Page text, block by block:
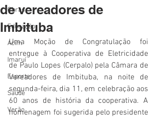
Obras
Educação
Acim
Imaruí
Esporte
Saúde
Verão
de vereadores de
Imbituba
Uma Moção de Congratulação foi
entregue à Cooperativa de Eletricidade
de Paulo Lopes (Cerpalo) pela Câmara de
Vereadores de Imbituba, na noite de
segunda-feira, dia 11, em celebração aos
60 anos de história da cooperativa. A
homenagem foi sugerida pelo presidente